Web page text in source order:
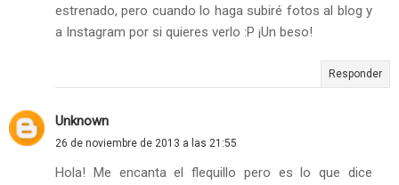
estrenado, pero cuando lo haga subiré fotos al blog y
a Instagram por si quieres verlo :P ¡Un beso!
Responder
Unknown
26 de noviembre de 2013 a las 21:55
Hola! Me encanta el flequillo pero es lo que dice